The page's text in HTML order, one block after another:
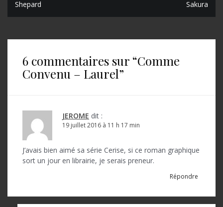
a
l
Shepard Sakura
6 commentaires sur “Comme
Convenu – Laurel”
JEROME dit :
19 juillet 2016 à 11 h 17 min
J’avais bien aimé sa série Cerise, si ce roman graphique
sort un jour en librairie, je serais preneur.
Répondre